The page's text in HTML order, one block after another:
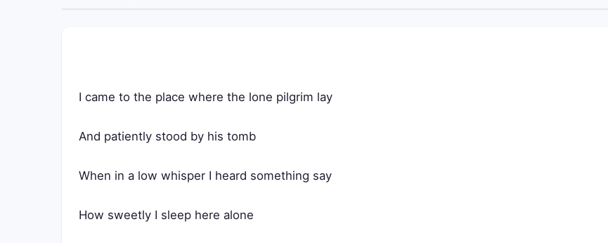
I came to the place where the lone pilgrim lay
And patiently stood by his tomb
When in a low whisper I heard something say
How sweetly I sleep here alone